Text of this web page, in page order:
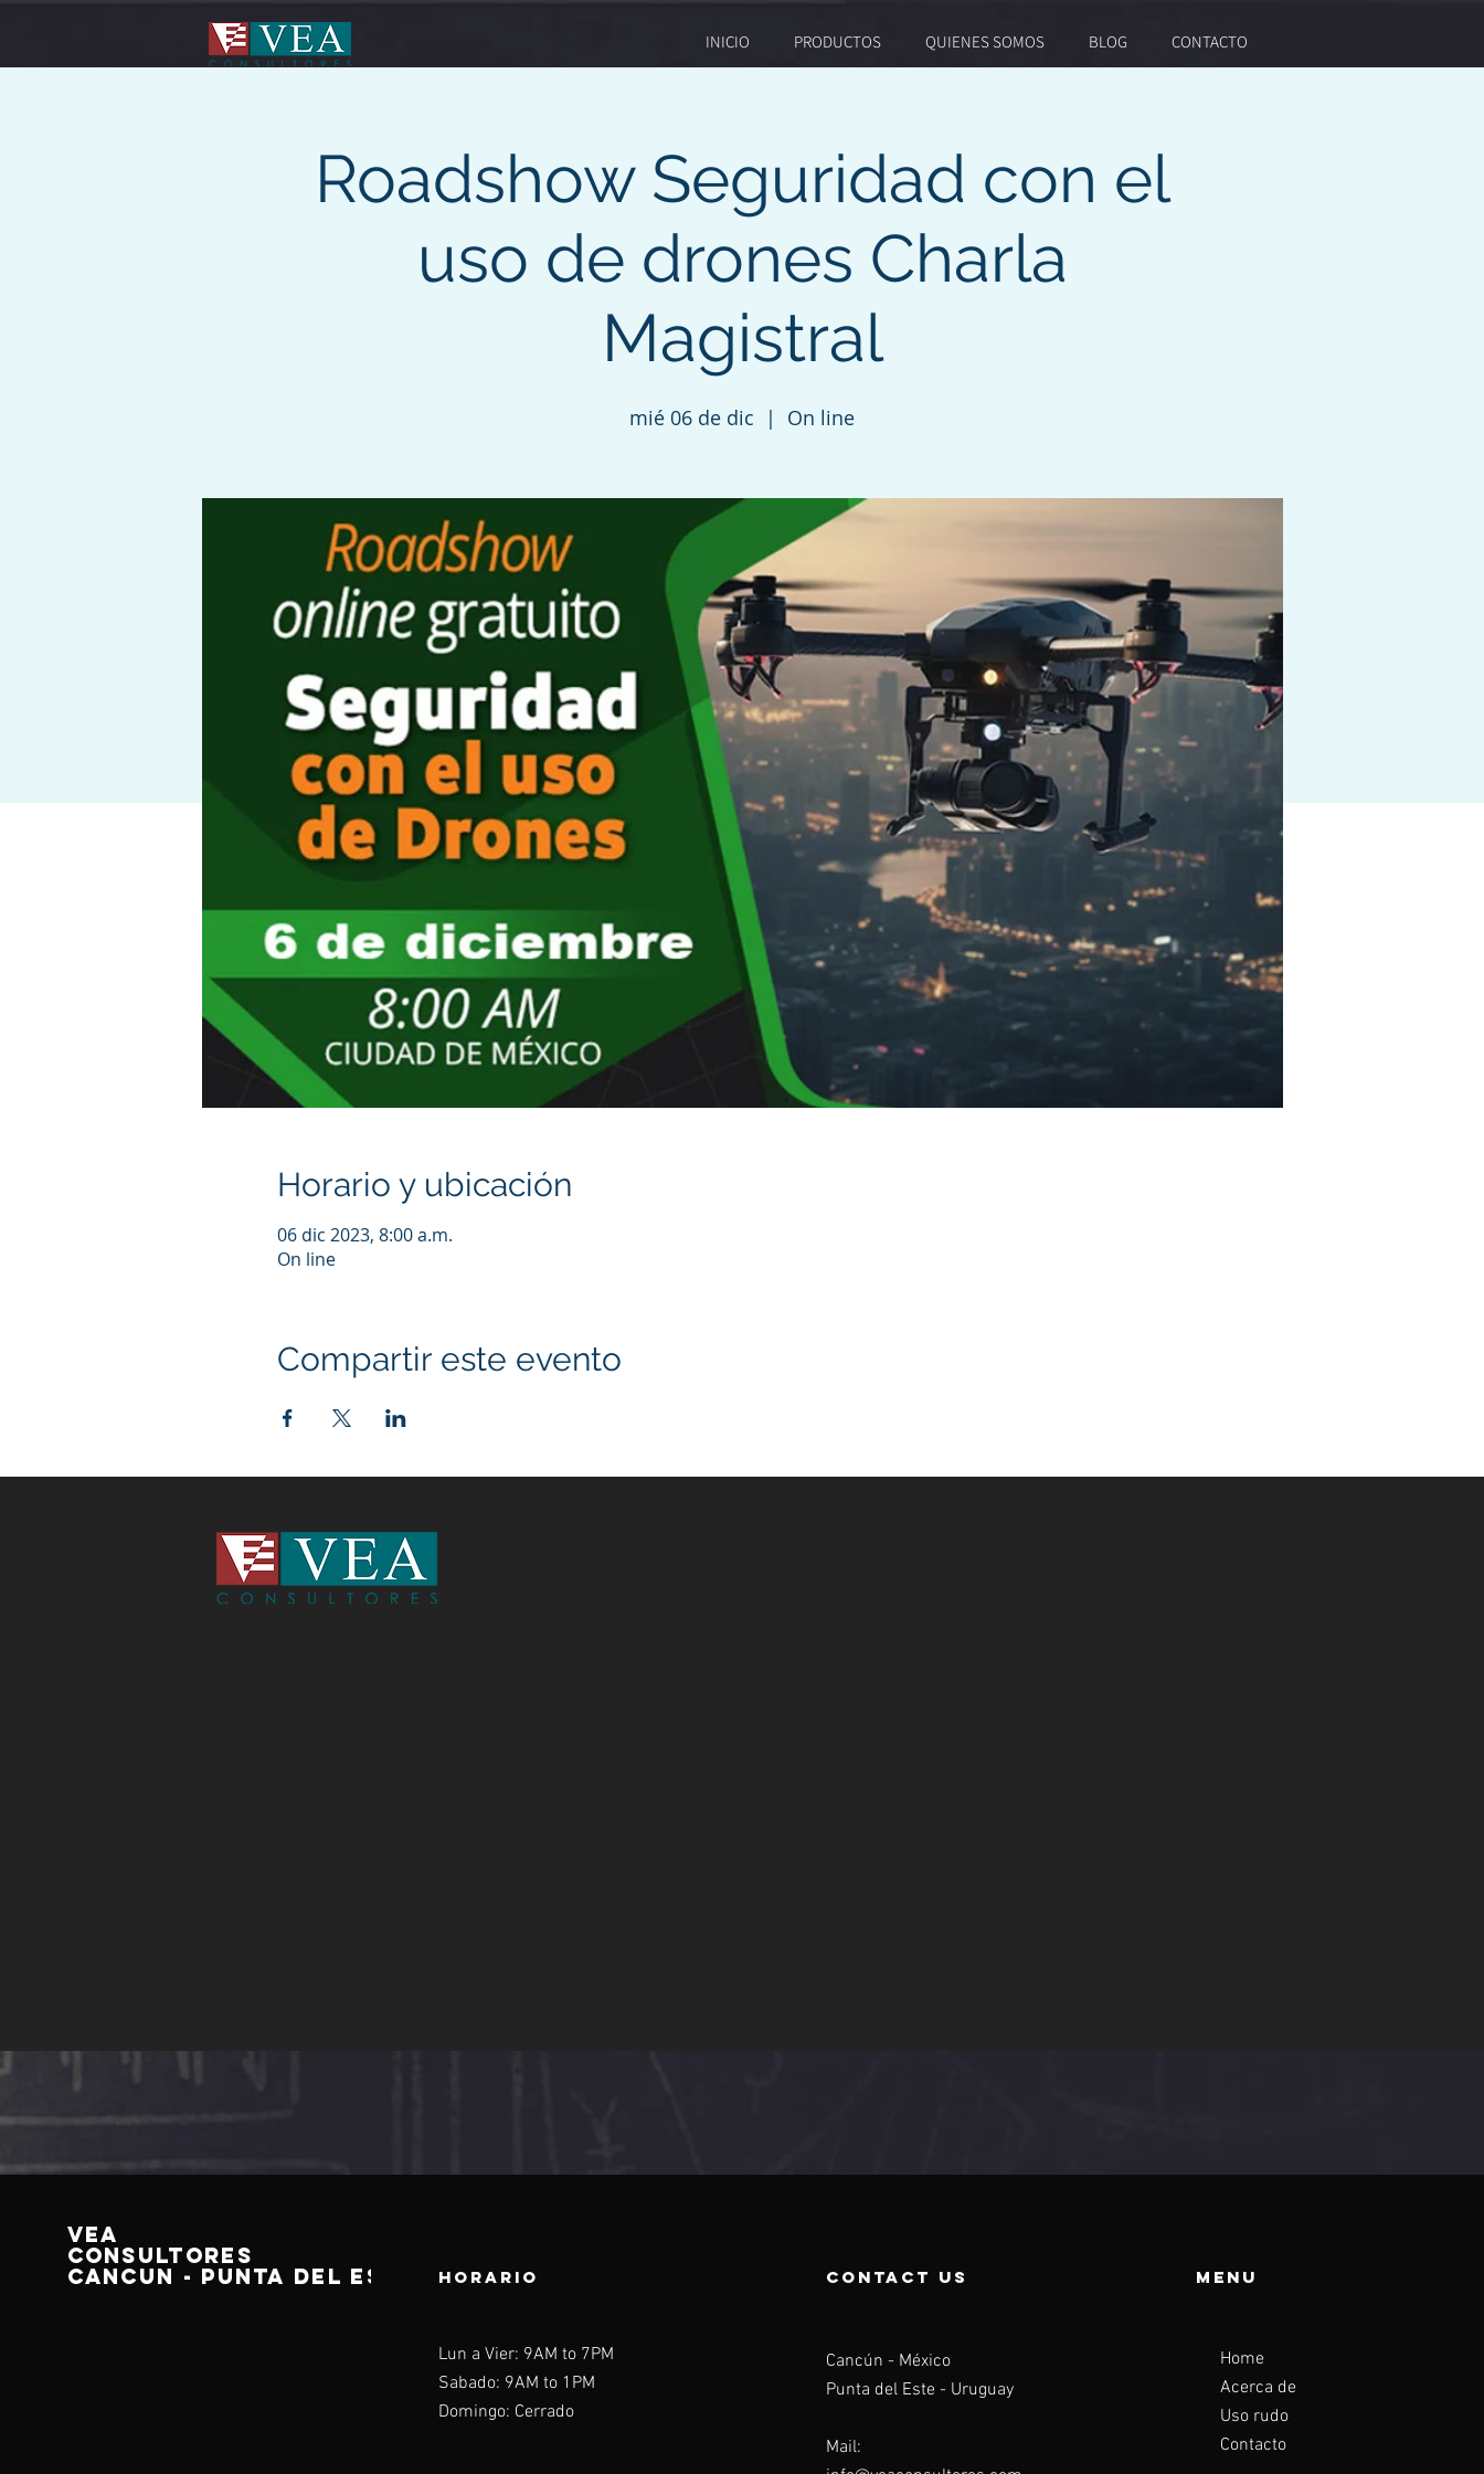
INICIO PRODUCTOS QUIENES SOMOS BLOG CONTACTO
Roadshow Seguridad con el
uso de drones Charla
Magistral
mié 06 de dic
  |
On line
Horario y ubicación
06 dic 2023, 8:00 a.m.
On line
Compartir este evento
VEA
CONSULTORES
CANCUN - PUNTA DEL ESTE HORARIO
Lun a Vier: 9AM to 7PM
Sabado: 9AM to 1PM
Domingo: Cerrado
contact us
Cancún - México
Punta del Este - Uruguay
Mail:
Menu
Home
Acerca de
Uso rudo
Contacto